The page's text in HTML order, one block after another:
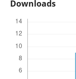
Downloads